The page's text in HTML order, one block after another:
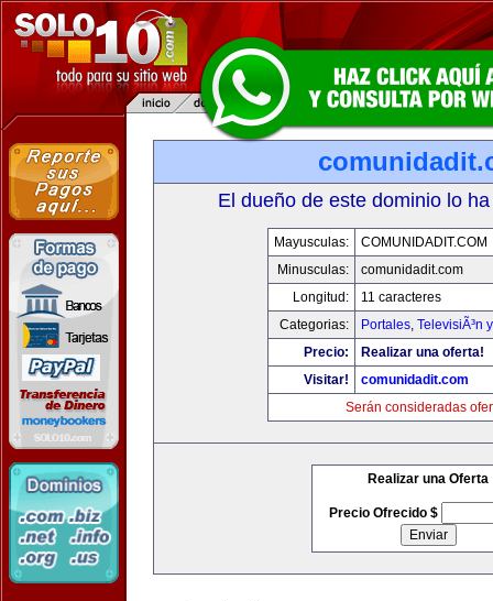
El dueño de este dominio lo
Mayusculas:
COMUNIDADIT.COM
Minusculas:
comunidadit.com
Longitud:
11 caracteres
Categorias:
Portales, TelevisiÃ³n
Precio:
Realizar una oferta!
Visitar!
comunidadit.com
Serán consideradas
Realizar una Oferta
Precio Ofrecido $